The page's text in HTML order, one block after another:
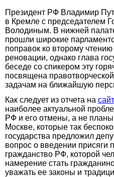
Президент РФ Владимир
в Кремле с председателем
Володиным. В нижней
прошли широкие
поправок ко второму чтению
реновации, однако глава
беседе со спикером эту
посвящена
задачам на ближайшую
Как следует из отчета на
наиболее актуальной
РФ и его отмены, а не
Москве, которые так
государства предложил
вопрос о введении присяги
гражданство РФ, которой
намерение стать
уважать ее законы и